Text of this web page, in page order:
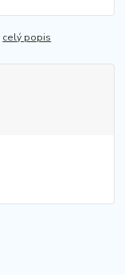
celý popis